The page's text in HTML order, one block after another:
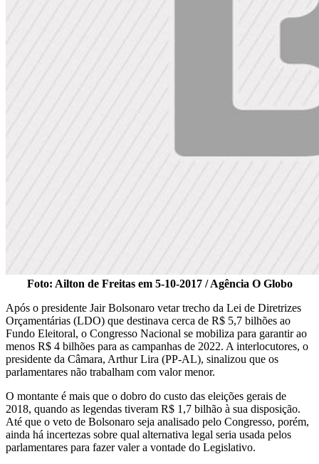
Foto: Ailton de Freitas em 5-10-2017 / Agência O Globo
Após o presidente Jair Bolsonaro vetar trecho da Lei de Diretrizes
Orçamentárias (LDO) que destinava cerca de R$ 5,7 bilhões ao
Fundo Eleitoral, o Congresso Nacional se mobiliza para garantir ao
menos R$ 4 bilhões para as campanhas de 2022. A interlocutores, o
presidente da Câmara, Arthur Lira (PP-AL), sinalizou que os
parlamentares não trabalham com valor menor.
O montante é mais que o dobro do custo das eleições gerais de
2018, quando as legendas tiveram R$ 1,7 bilhão à sua disposição.
Até que o veto de Bolsonaro seja analisado pelo Congresso, porém,
ainda há incertezas sobre qual alternativa legal seria usada pelos
parlamentares para fazer valer a vontade do Legislativo.